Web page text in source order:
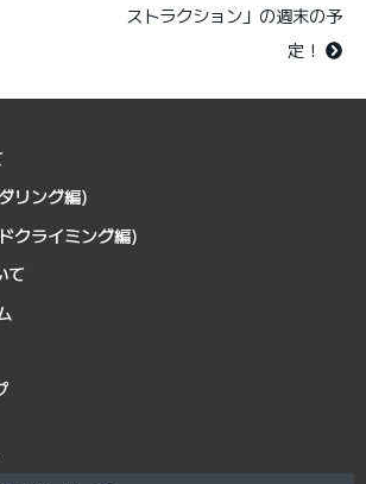
ストラクション」の週末の予
定！
リング編)
クライミング編)
て